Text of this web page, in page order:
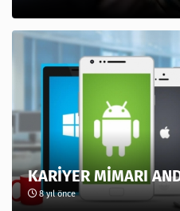
KARİYER MİMARI
8 yıl önce